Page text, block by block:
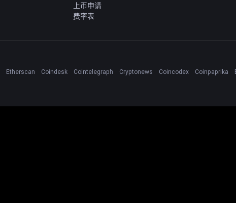
上币申请
费率表
Etherscan Coindesk Cointelegraph Cryptonews Coincodex Coinpaprika